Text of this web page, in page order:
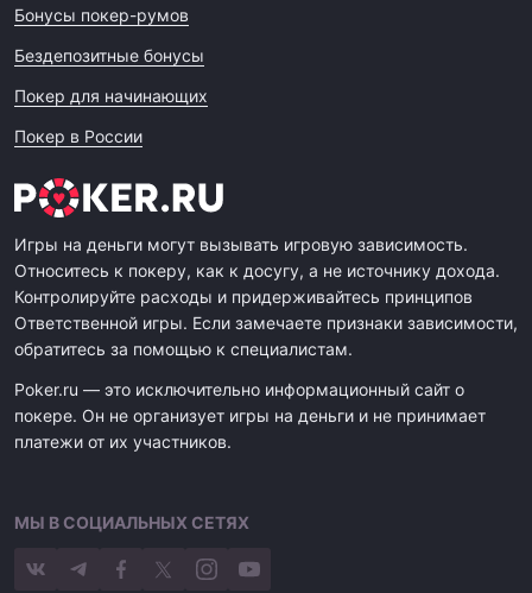
Бонусы покер-румов
Бездепозитные бонусы
Покер для начинающих
Покер в России
Игры на деньги могут вызывать игровую зависимость.
Относитесь к покеру, как к досугу, а не источнику дохода.
Контролируйте расходы и придерживайтесь принципов
Ответственной игры. Если замечаете признаки зависимости,
обратитесь за помощью к специалистам.
Poker.ru — это исключительно информационный сайт о
покере. Он не организует игры на деньги и не принимает
платежи от их участников.
МЫ В СОЦИАЛЬНЫХ СЕТЯХ